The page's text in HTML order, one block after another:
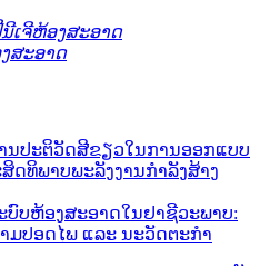
ເຈີຫ້ອງສະອາດ
ສະອາດ
ນປະຕິວັດສີຂຽວໃນການອອກແບບ
ດທິພາບພະລັງງານກໍາລັງສ້າງ
ບົບຫ້ອງສະອາດໃນຢາຊີວະພາບ:
ປອດໄພ ແລະ ນະວັດຕະກໍາ